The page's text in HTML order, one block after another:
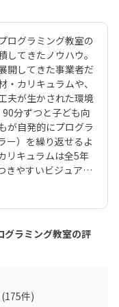
ログラミング教室の
てきたノウハウ。
開してきた事業者だ
カリキュラムや、
夫が生かされた環境
分ずつと子ども向
が自発的にプログラ
ー）を繰り返せるよ
リキュラムは全5年
きやすいビジュアル
ッチ）」から初め
ミング言語「Java
できます。ベーシッ
の操作自体から学べ
ったことのないお子
けるでしょう。大学
えます。また、いず
るので、高クオリテ
グラミング教室の評
(175件)